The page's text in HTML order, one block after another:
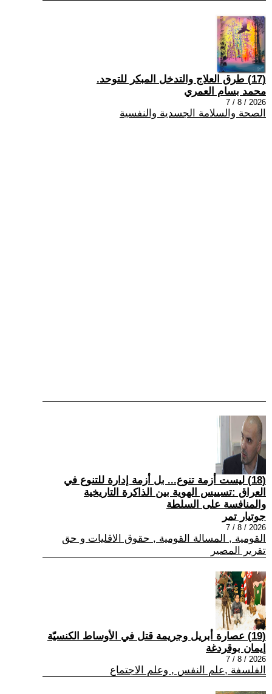
(17) طرق العلاج والتدخل المبكر للتوحد.
محمد بسام العمري
2026 / 8 / 7
الصحة والسلامة الجسدية والنفسية
(18) ليست أزمة تنوع... بل أزمة إدارة للتنوع في
العراق :تسييس الهوية بين الذاكرة التاريخية
والمنافسة على السلطة
جوتيار تمر
2026 / 8 / 7
القومية , المسالة القومية , حقوق الاقليات و حق
تقرير المصير
(19) عصارة أبريل وجريمة قتل في الأوساط الكنسيّة
إيمان بوقردغة
2026 / 8 / 7
الفلسفة ,علم النفس , وعلم الاجتماع